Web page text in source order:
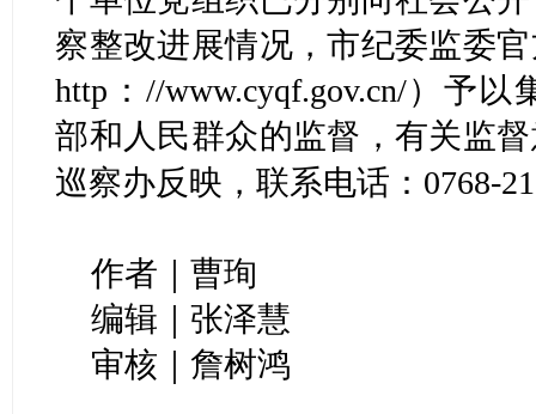
察整改进展情况，市纪委监委
http：//www.cyqf.gov.cn/）予
部和人民群众的监督，有关监
巡察办反映，联系电话：0768-
作者｜曹珣
编辑｜张泽慧
审核｜詹树鸿